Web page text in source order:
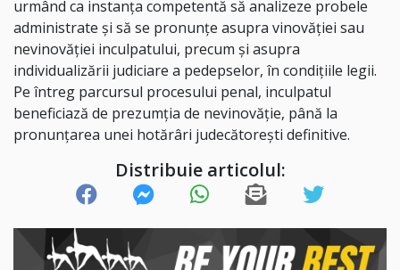
urmând ca instanţa competentă să analizeze probele
administrate şi să se pronunţe asupra vinovăţiei sau
nevinovăţiei inculpatului, precum şi asupra
individualizării judiciare a pedepselor, în condiţiile legii.
Pe întreg parcursul procesului penal, inculpatul
beneficiază de prezumţia de nevinovăţie, până la
pronunţarea unei hotărâri judecătoreşti definitive.
Distribuie articolul: